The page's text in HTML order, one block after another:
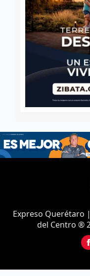
Expreso Querétaro
del Centro ®